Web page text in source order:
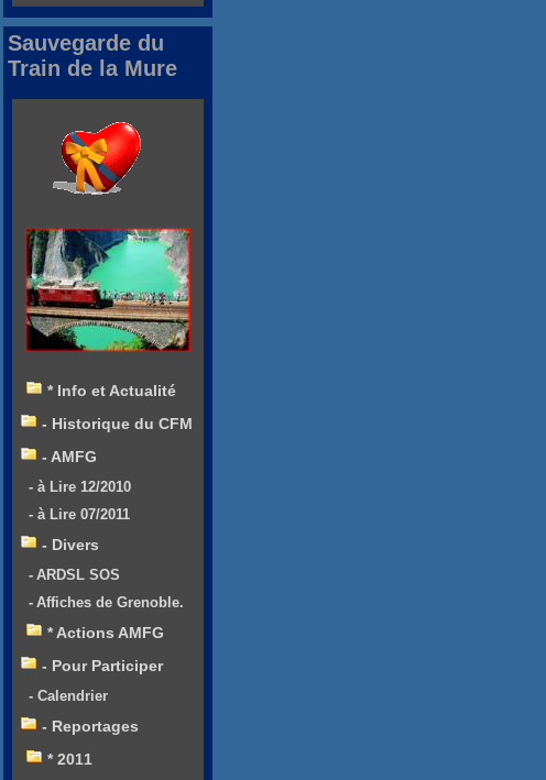
Sauvegarde du
Train de la Mure
* Info et Actualité
- Historique du CFM
- AMFG
- à Lire 12/2010
- à Lire 07/2011
- Divers
- ARDSL SOS
- Affiches de Grenoble.
* Actions AMFG
- Pour Participer
- Calendrier
- Reportages
* 2011